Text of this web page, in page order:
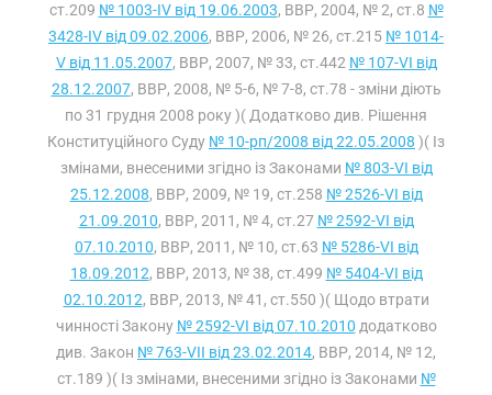
ст.209 № 1003-IV від 19.06.2003, ВВР, 2004, № 2, ст.8 №
3428-IV від 09.02.2006, ВВР, 2006, № 26, ст.215 № 1014-
V від 11.05.2007, ВВР, 2007, № 33, ст.442 № 107-VI від
28.12.2007, ВВР, 2008, № 5-6, № 7-8, ст.78 - зміни діють
по 31 грудня 2008 року )( Додатково див. Рішення
Конституційного Суду № 10-рп/2008 від 22.05.2008 )( Із
змінами, внесеними згідно із Законами № 803-VI від
25.12.2008, ВВР, 2009, № 19, ст.258 № 2526-VI від
21.09.2010, ВВР, 2011, № 4, ст.27 № 2592-VI від
07.10.2010, ВВР, 2011, № 10, ст.63 № 5286-VI від
18.09.2012, ВВР, 2013, № 38, ст.499 № 5404-VI від
02.10.2012, ВВР, 2013, № 41, ст.550 )( Щодо втрати
чинності Закону № 2592-VI від 07.10.2010 додатково
див. Закон № 763-VII від 23.02.2014, ВВР, 2014, № 12,
ст.189 )( Із змінами, внесеними згідно із Законами №